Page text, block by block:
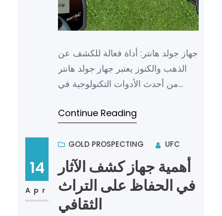
جهاز جولد هانتر: أداة فعالة للكشف عن
الذهب والكنوز يعتبر جهاز جولد هانتر
من أحدث الأدوات التكنولوجية في
يتميز بدقته العال…
Continue Reading
14
Apr
GOLD PROSPECTING UFC
أهمية جهاز كشف الآثار
في الحفاظ على التراث
الثقافي